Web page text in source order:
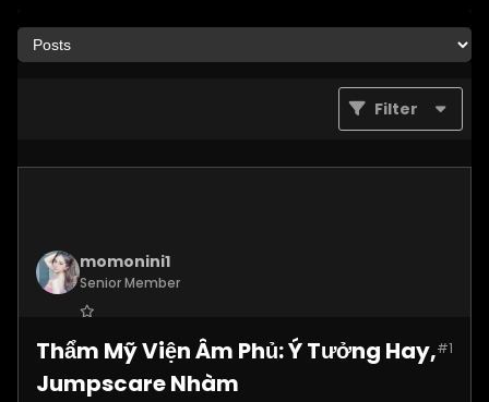
Filter
momonini1
Senior Member
Apr 2026
Posts:5399 #1
Thẩm Mỹ Viện Âm Phủ: Ý Tưởng Hay,
Jumpscare Nhàm